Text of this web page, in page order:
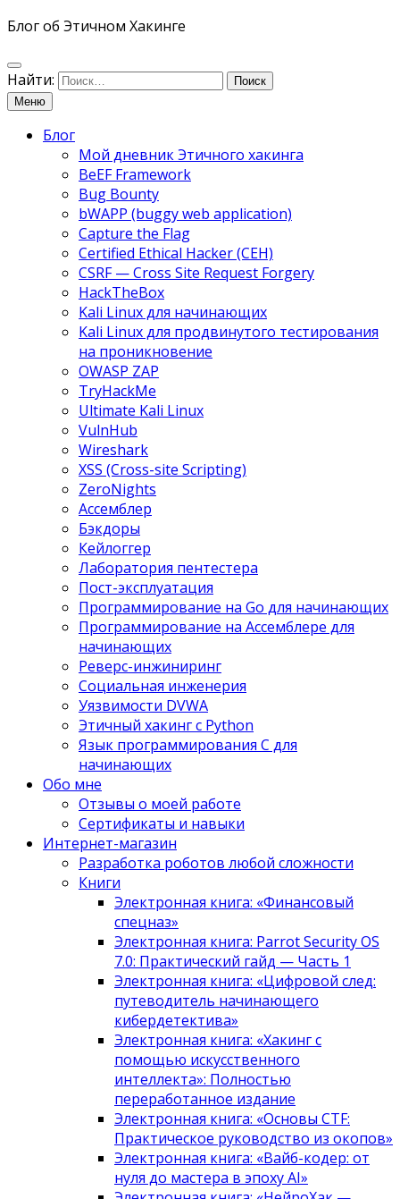
Блог об Этичном Хакинге
Найти:
Меню
Блог
Мой дневник Этичного хакинга
BeEF Framework
Bug Bounty
bWAPP (buggy web application)
Capture the Flag
Certified Ethical Hacker (CEH)
CSRF — Cross Site Request Forgery
HackTheBox
Kali Linux для начинающих
Kali Linux для продвинутого тестирования
на проникновение
OWASP ZAP
TryHackMe
Ultimate Kali Linux
VulnHub
Wireshark
XSS (Cross-site Scripting)
ZeroNights
Ассемблер
Бэкдоры
Кейлоггер
Лаборатория пентестера
Пост-эксплуатация
Программирование на Go для начинающих
Программирование на Ассемблере для
начинающих
Реверс-инжиниринг
Социальная инженерия
Уязвимости DVWA
Этичный хакинг с Python
Язык программирования С для
начинающих
Обо мне
Отзывы о моей работе
Сертификаты и навыки
Интернет-магазин
Разработка роботов любой сложности
Книги
Электронная книга: «Финансовый
спецназ»
Электронная книга: Parrot Security OS
7.0: Практический гайд — Часть 1
Электронная книга: «Цифровой след:
путеводитель начинающего
кибердетектива»
Электронная книга: «Хакинг с
помощью искусственного
интеллекта»: Полностью
переработанное издание
Электронная книга: «Основы CTF:
Практическое руководство из окопов»
Электронная книга: «Вайб-кодер: от
нуля до мастера в эпоху AI»